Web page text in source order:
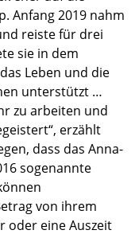
Anfang 2019 nahm
reiste für drei
sie in dem
Leben und die
unterstützt …
zu arbeiten und
erzählt
dass das Anna-
sogenannte
von ihrem
oder eine Auszeit